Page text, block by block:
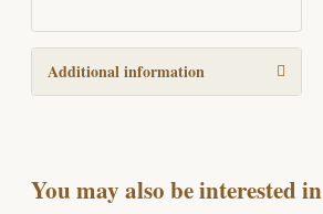
Additional information
You may also be interested in